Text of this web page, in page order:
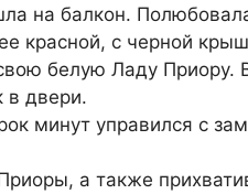
на балкон.
красной, с черной
белую Ладу Приору.
в двери.
минут управился с
а также